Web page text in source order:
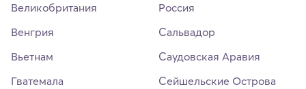
Великобритания
Венгрия
Вьетнам
Гватемала
Россия
Сальвадор
Саудовская Аравия
Сейшельские Острова